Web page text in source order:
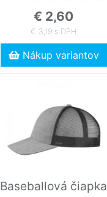
€ 2,60
€ 3,19 s DPH
Nákup variantov
Baseballová čiapka